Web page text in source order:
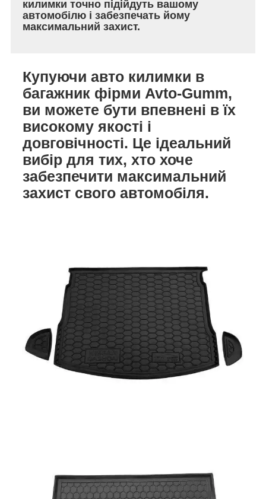
килимки точно підійдуть вашому
автомобілю і забезпечать йому
максимальний захист.
Купуючи авто килимки в
багажник фірми Avto-Gumm,
ви можете бути впевнені в їх
високому якості і
довговічності. Це ідеальний
вибір для тих, хто хоче
забезпечити максимальний
захист свого автомобіля.